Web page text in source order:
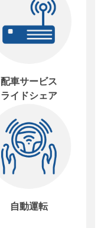
配車サービス
ライドシェア
自動運転